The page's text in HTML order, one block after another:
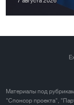
Материалы под
"Спонсор проекта",